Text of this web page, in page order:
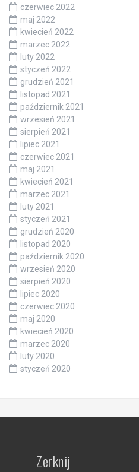
czerwiec 2022
maj 2022
kwiecień 2022
marzec 2022
luty 2022
styczeń 2022
grudzień 2021
listopad 2021
październik 2021
wrzesień 2021
sierpień 2021
lipiec 2021
czerwiec 2021
maj 2021
kwiecień 2021
marzec 2021
luty 2021
styczeń 2021
grudzień 2020
listopad 2020
październik 2020
wrzesień 2020
sierpień 2020
lipiec 2020
czerwiec 2020
maj 2020
kwiecień 2020
marzec 2020
luty 2020
styczeń 2020
Zerknij